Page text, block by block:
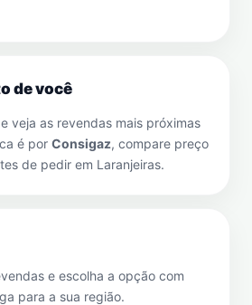
de você
veja as revendas mais próximas
é por Consigaz, compare preço
de pedir em Laranjeiras.
e escolha a opção com
para a sua região.